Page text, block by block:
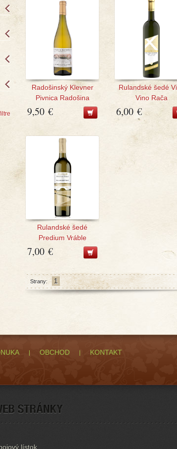
Radošinský Klevner
Pivnica Radošina
9,50 €
Rulandské šedé
Vino Rača
6,00 €
Rulandské šedé
Predium Vráble
7,00 €
Strany: 1
OBCHOD KONTAKT
lístok